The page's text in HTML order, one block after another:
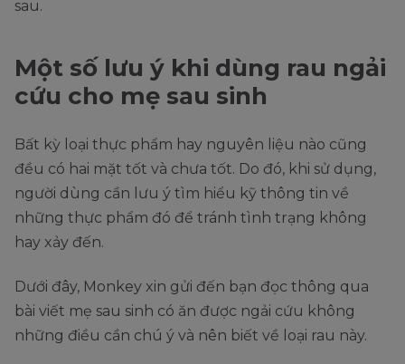
sau.
Một số lưu ý khi dùng rau ngải
cứu cho mẹ sau sinh
Bất kỳ loại thực phẩm hay nguyên liệu nào cũng
đều có hai mặt tốt và chưa tốt. Do đó, khi sử dụng,
người dùng cần lưu ý tìm hiểu kỹ thông tin về
những thực phẩm đó để tránh tình trạng không
hay xảy đến.
Dưới đây, Monkey xin gửi đến bạn đọc thông qua
bài viết mẹ sau sinh có ăn được ngải cứu không
những điều cần chú ý và nên biết về loại rau này.